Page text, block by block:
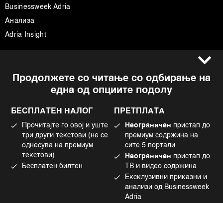
Продолжете со читање со одбирање на
една од опциите подолу
БЕСПЛАТЕН НАЛОГ
Прочитајте го овој и уште
три други текстови (не се
однесува на премиум
текстови)
Бесплатен билтен
ПРЕТПЛАТА
Неограничен пристап до
премиум содржина на
сите 5 портали
Неограничен пристап до
ТВ и видео содржина
Ексклузивни приказни и
анализи од Businessweek
Adria
Businessweek Adria
Анализа
Adria Insight
Импресум
Политика на приватност
Употреба на вештачка интелигенција
Facebook
Instagram
Tiktok
©2022 - 2026 Bloomberg L.P. All Rights Reserved. BLOOMBERG and the
BLOOMBERG logo are registered trademarks and service marks of
Bloomberg Finance L.P. or its subsidiaries, displayed with permission
Bloomberg Adria is a Mtel Swiss SA Property
News CMS by Cubes